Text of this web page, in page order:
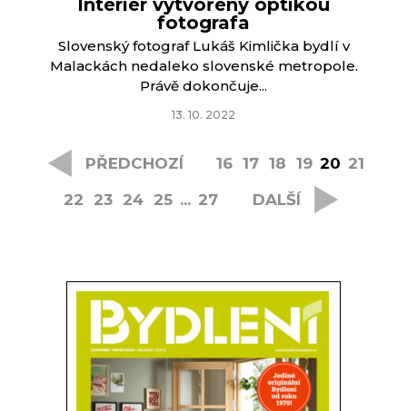
Interiér vytvořený optikou
fotografa
Slovenský fotograf Lukáš Kimlička bydlí v
Malackách nedaleko slovenské metropole.
Právě dokončuje...
13. 10. 2022
PŘEDCHOZÍ 16 17 18 19 20 21
22
23 24 25 ... 27 DALŠÍ